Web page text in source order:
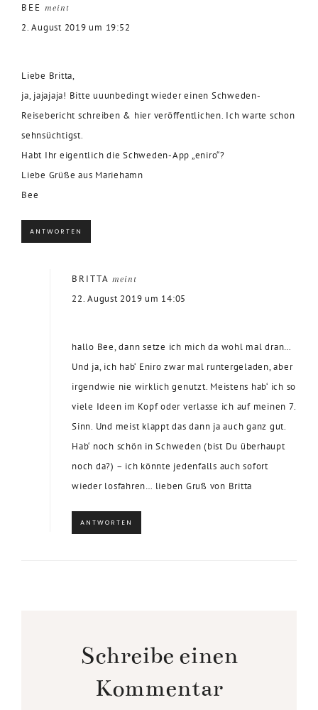
BEE meint
2. August 2019 um 19:52
Liebe Britta,
ja, jajajaja! Bitte uuunbedingt wieder einen Schweden-
Reisebericht schreiben & hier veröffentlichen. Ich warte schon
sehnsüchtigst.
Habt Ihr eigentlich die Schweden-App „eniro“?
Liebe Grüße aus Mariehamn
Bee
ANTWORTEN
BRITTA meint
22. August 2019 um 14:05
hallo Bee, dann setze ich mich da wohl mal dran…
Und ja, ich hab‘ Eniro zwar mal runtergeladen, aber
irgendwie nie wirklich genutzt. Meistens hab‘ ich so
viele Ideen im Kopf oder verlasse ich auf meinen 7.
Sinn. Und meist klappt das dann ja auch ganz gut.
Hab‘ noch schön in Schweden (bist Du überhaupt
noch da?) – ich könnte jedenfalls auch sofort
wieder losfahren… lieben Gruß von Britta
ANTWORTEN
Schreibe einen
Kommentar